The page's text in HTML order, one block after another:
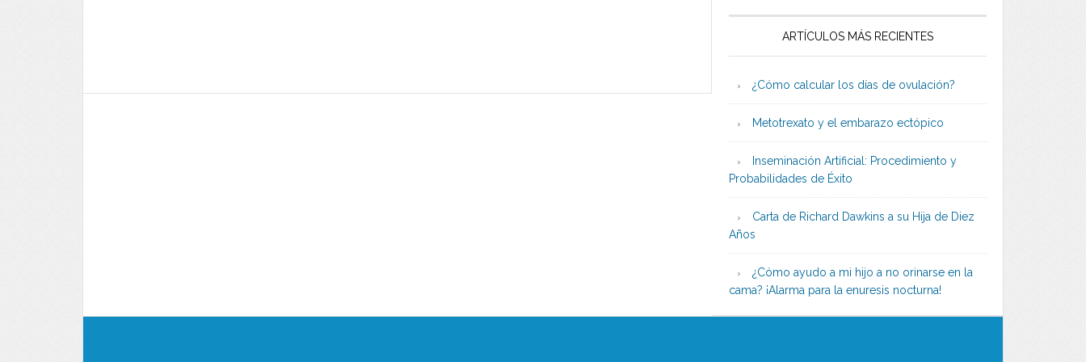
ARTÍCULOS MÁS RECIENTES
¿Cómo calcular los días de ovulación?
Metotrexato y el embarazo ectópico
Inseminación Artificial: Procedimiento y
Probabilidades de Éxito
Carta de Richard Dawkins a su Hija de Diez
Años
¿Cómo ayudo a mi hijo a no orinarse en la
cama? ¡Alarma para la enuresis nocturna!